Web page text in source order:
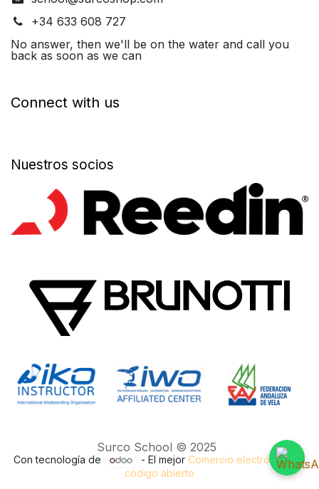
+34 633 608 727
No answer, then we'll be on the water and call you
back as soon as we can
Connect with us
Nuestros socios
Surco School © 2025
Con tecnología de - El mejorComercio electrónico de
código abierto